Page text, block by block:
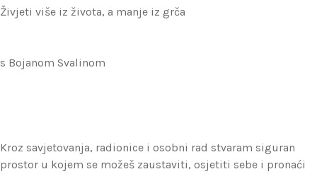
Živjeti više iz života, a manje iz grča
s Bojanom Svalinom
Kroz savjetovanja, radionice i osobni rad stvaram siguran
prostor u kojem se možeš zaustaviti, osjetiti sebe i pronaći